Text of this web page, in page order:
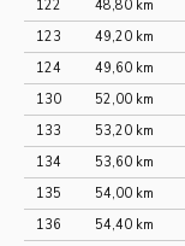
122 48,80 km
123
49,20 km
124
49,60 km
130
52,00 km
133
53,20 km
134
53,60 km
135
54,00 km
136
54,40 km